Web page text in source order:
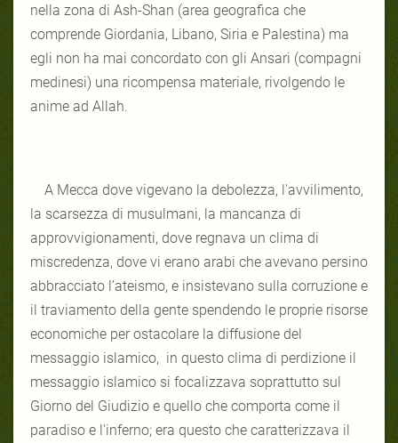
nella zona di Ash-Shan (area geografica che
comprende Giordania, Libano, Siria e Palestina) ma
egli non ha mai concordato con gli Ansari (compagni
medinesi) una ricompensa materiale, rivolgendo le
anime ad Allah.
A Mecca dove vigevano la debolezza, l'avvilimento,
la scarsezza di musulmani, la mancanza di
approvvigionamenti, dove regnava un clima di
miscredenza, dove vi erano arabi che avevano persino
abbracciato l’ateismo, e insistevano sulla corruzione e
il traviamento della gente spendendo le proprie risorse
economiche per ostacolare la diffusione del
messaggio islamico, in questo clima di perdizione il
messaggio islamico si focalizzava soprattutto sul
Giorno del Giudizio e quello che comporta come il
paradiso e l'inferno; era questo che caratterizzava il